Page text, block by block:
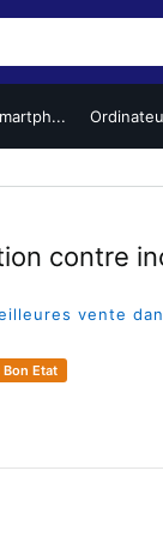
contre
vente
Etat